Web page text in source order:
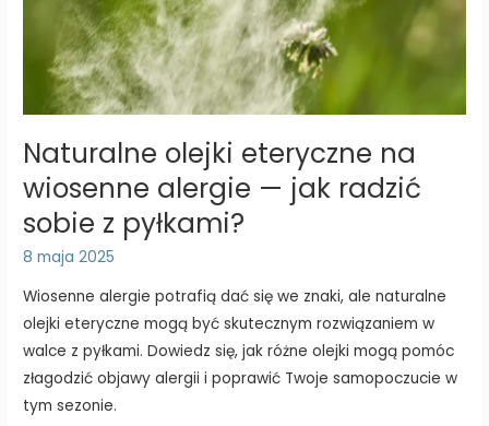
Naturalne olejki eteryczne na
wiosenne alergie — jak radzić
sobie z pyłkami?
8 maja 2025
Wiosenne alergie potrafią dać się we znaki, ale naturalne
olejki eteryczne mogą być skutecznym rozwiązaniem w
walce z pyłkami. Dowiedz się, jak różne olejki mogą pomóc
złagodzić objawy alergii i poprawić Twoje samopoczucie w
tym sezonie.